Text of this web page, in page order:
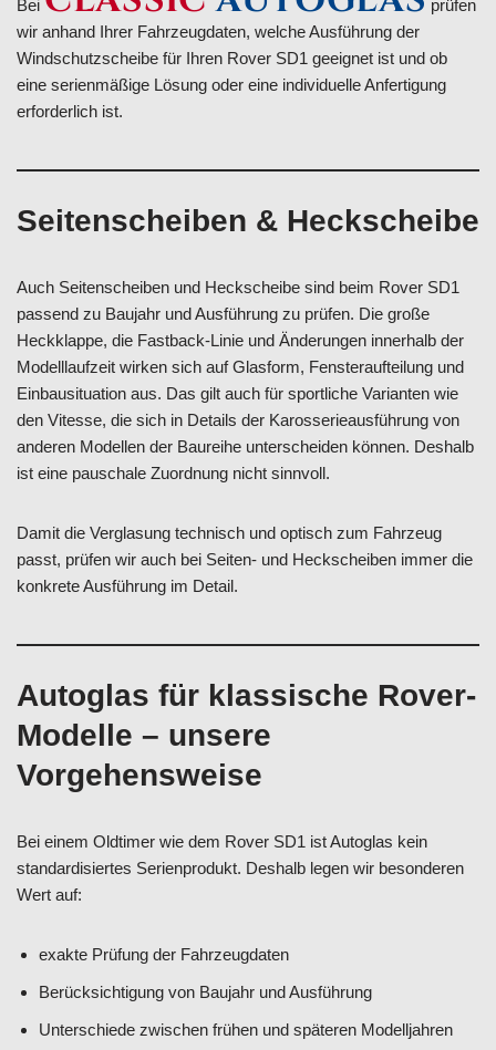
Bei
prüfen
wir anhand Ihrer Fahrzeugdaten, welche Ausführung der
Windschutzscheibe für Ihren Rover SD1 geeignet ist und ob
eine serienmäßige Lösung oder eine individuelle Anfertigung
erforderlich ist.
Seitenscheiben & Heckscheibe
Auch Seitenscheiben und Heckscheibe sind beim Rover SD1
passend zu Baujahr und Ausführung zu prüfen. Die große
Heckklappe, die Fastback-Linie und Änderungen innerhalb der
Modelllaufzeit wirken sich auf Glasform, Fensteraufteilung und
Einbausituation aus. Das gilt auch für sportliche Varianten wie
den Vitesse, die sich in Details der Karosserieausführung von
anderen Modellen der Baureihe unterscheiden können. Deshalb
ist eine pauschale Zuordnung nicht sinnvoll.
Damit die Verglasung technisch und optisch zum Fahrzeug
passt, prüfen wir auch bei Seiten- und Heckscheiben immer die
konkrete Ausführung im Detail.
Autoglas für klassische Rover-
Modelle – unsere
Vorgehensweise
Bei einem Oldtimer wie dem Rover SD1 ist Autoglas kein
standardisiertes Serienprodukt. Deshalb legen wir besonderen
Wert auf:
exakte Prüfung der Fahrzeugdaten
Berücksichtigung von Baujahr und Ausführung
Unterschiede zwischen frühen und späteren Modelljahren